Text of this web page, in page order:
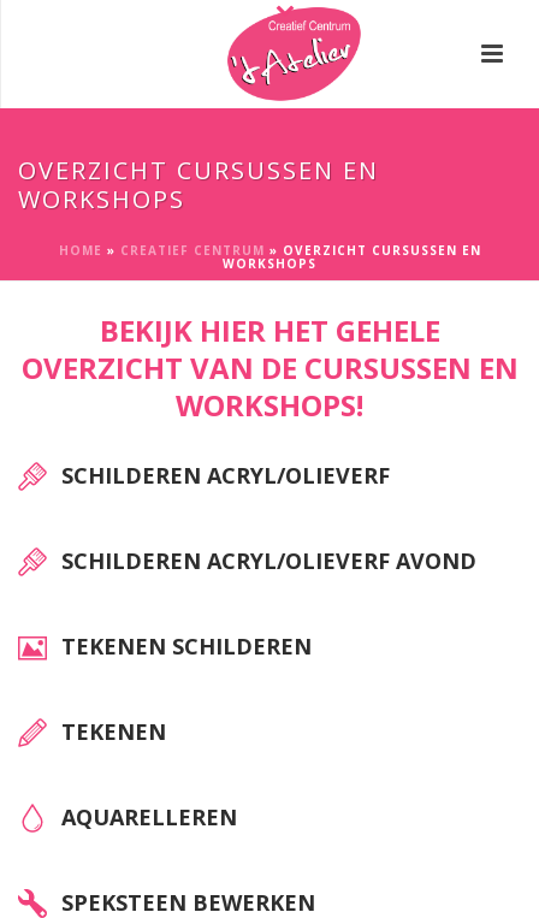
OVERZICHT CURSUSSEN EN
WORKSHOPS
HOME » CREATIEF CENTRUM » OVERZICHT CURSUSSEN EN
WORKSHOPS
BEKIJK HIER HET GEHELE
OVERZICHT VAN DE CURSUSSEN EN
WORKSHOPS!
SCHILDEREN ACRYL/OLIEVERF
SCHILDEREN ACRYL/OLIEVERF AVOND
TEKENEN SCHILDEREN
TEKENEN
AQUARELLEREN
SPEKSTEEN BEWERKEN